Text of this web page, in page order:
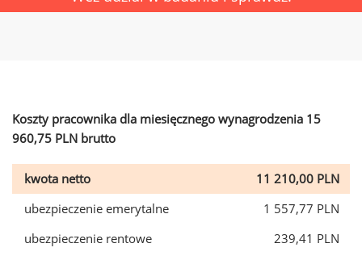
Koszty pracownika dla miesięcznego wynagrodzenia 15
960,75 PLN brutto
kwota netto
11 210,00 PLN
ubezpieczenie emerytalne
1 557,77 PLN
ubezpieczenie rentowe
239,41 PLN